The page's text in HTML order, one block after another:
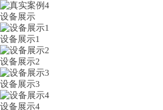
设备展示
设备展示1
设备展示2
设备展示3
设备展示4